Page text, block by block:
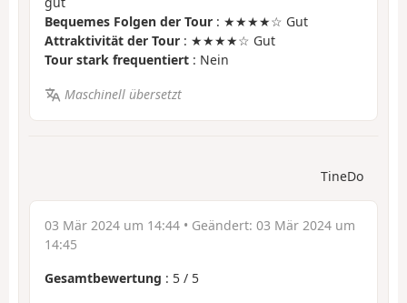
Bequemes Folgen der Tour : ★★★★☆ Gut
Attraktivität der Tour : ★★★★☆ Gut
Tour stark frequentiert : Nein
Maschinell übersetzt
TineDo
03 Mär 2024 um 14:44 • Geändert: 03 Mär 2024 um
14:45
Gesamtbewertung : 5 / 5